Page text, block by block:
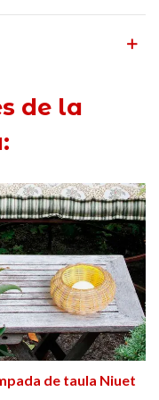
de la
de taula Niuet